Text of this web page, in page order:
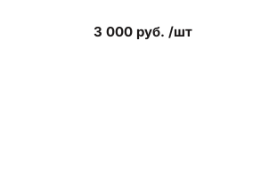
3 000 руб. /шт